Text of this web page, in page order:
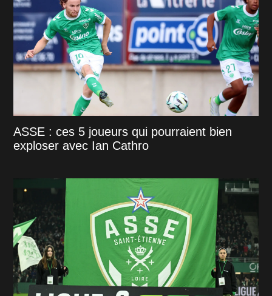
ASSE : ces 5 joueurs qui pourraient bien
exploser avec Ian Cathro